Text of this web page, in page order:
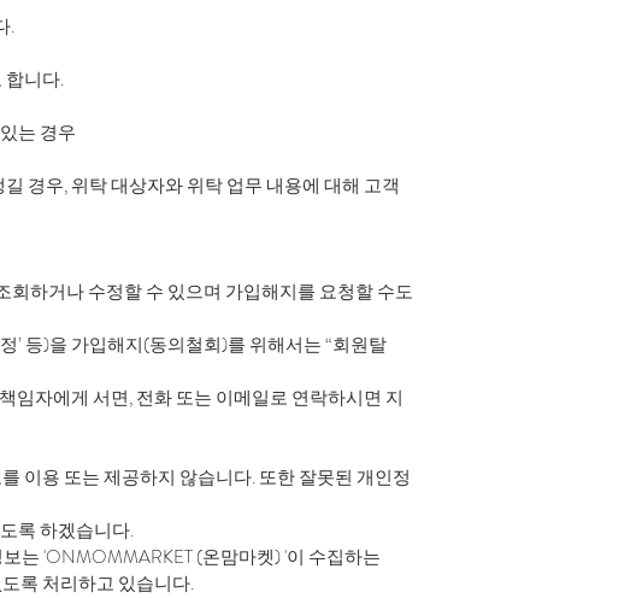
.
합니다.
는 경우
경우, 위탁 대상자와 위탁 업무 내용에 대해 고객
회하거나 수정할 수 있으며 가입해지를 요청할 수도
’ 등)을 가입해지(동의철회)를 위해서는 “회원탈
임자에게 서면, 전화 또는 이메일로 연락하시면 지
이용 또는 제공하지 않습니다. 또한 잘못된 개인정
록 하겠습니다.
는 'ONMOMMARKET (온맘마켓) '이 수집하는
록 처리하고 있습니다.